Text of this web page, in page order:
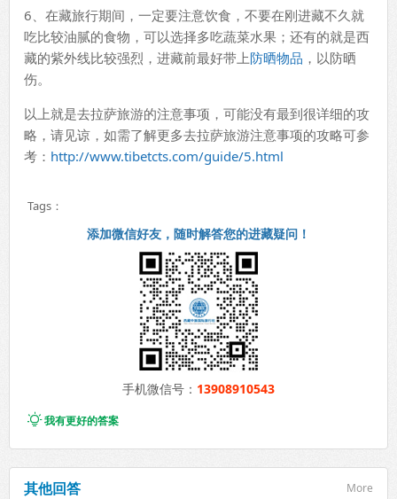
6、在藏旅行期间，一定要注意饮食，不要在刚进藏不久就
吃比较油腻的食物，可以选择多吃蔬菜水果；还有的就是西
藏的紫外线比较强烈，进藏前最好带上防晒物品 ，以防晒
伤。
以上就是去拉萨旅游的注意事项，可能没有最到很详细的攻
略，请见谅，如需了解更多去拉萨旅游注意事项的攻略可参
考： http://www.tibetcts.com/guide/5.html
Tags：
添加微信好友，随时解答您的进藏疑问！
手机微信号： 13908910543
我有更好的答案
其他回答 More